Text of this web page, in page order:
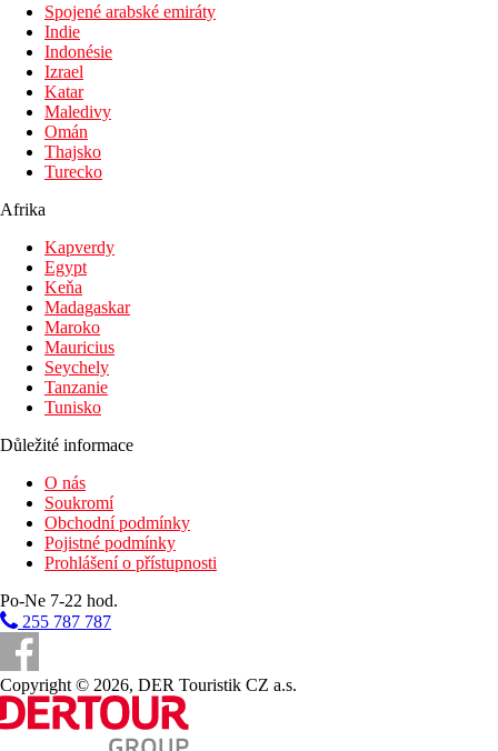
Spojené arabské emiráty
Indie
Indonésie
Izrael
Katar
Maledivy
Omán
Thajsko
Turecko
Afrika
Kapverdy
Egypt
Keňa
Madagaskar
Maroko
Mauricius
Seychely
Tanzanie
Tunisko
Důležité informace
O nás
Soukromí
Obchodní podmínky
Pojistné podmínky
Prohlášení o přístupnosti
Po-Ne 7-22 hod.
255 787 787
Copyright © 2026, DER Touristik CZ a.s.